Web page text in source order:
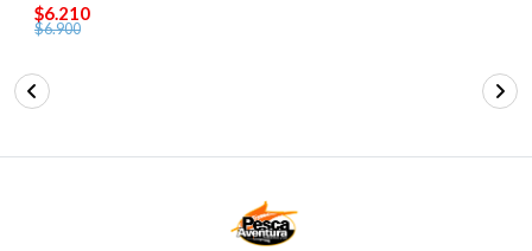
$6.210
$6.900